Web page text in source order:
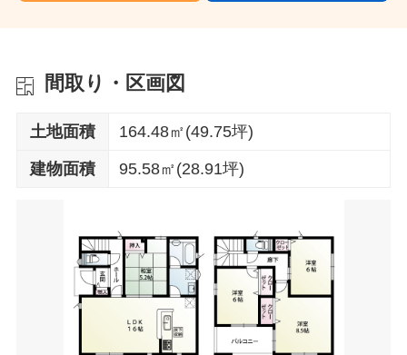
間取り・区画図
土地面積 164.48㎡(49.75坪)
建物面積 95.58㎡(28.91坪)